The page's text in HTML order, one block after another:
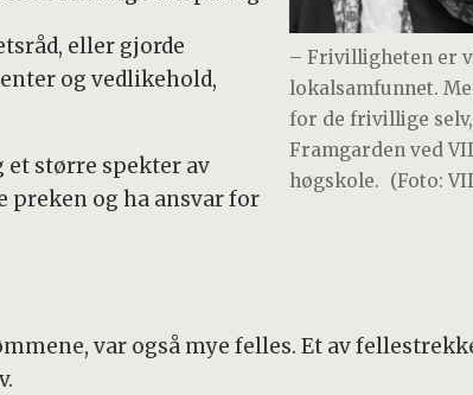
– Frivilligheten er
lokalsamfunnet.
for de frivillige
Framgarden ved
høgskole. (Foto:
eller gjorde
og vedlikehold,
et større spekter av
preken og ha ansvar for
var også mye felles. Et av